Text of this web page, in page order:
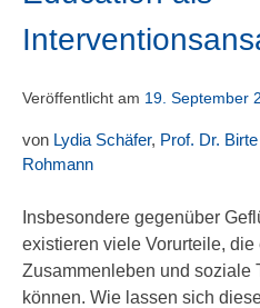
Veröffentlicht am 19. September
von Lydia Schäfer, Prof. Dr.
Rohmann
Insbesondere gegenüber
existieren viele Vorurteile,
Zusammenleben und soziale
können. Wie lassen sich